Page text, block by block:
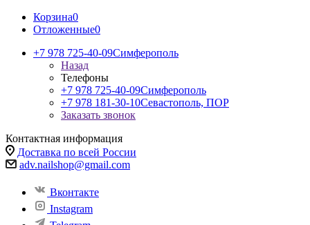
Корзина0
Отложенные0
+7 978 725-40-09Симферополь
Назад
Телефоны
+7 978 725-40-09Симферополь
+7 978 181-30-10Севастополь, ПОР
Заказать звонок
Контактная информация
Доставка по всей России
adv.nailshop@gmail.com
Вконтакте
Instagram